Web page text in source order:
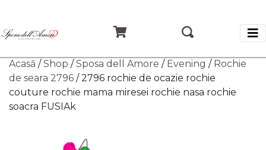
Acasă /Shop /Sposa dell Amore / Evening / Rochie
de seara 2796 / 2796 rochie de ocazie rochie
couture rochie mama miresei rochie nasa rochie
soacra FUSIAk